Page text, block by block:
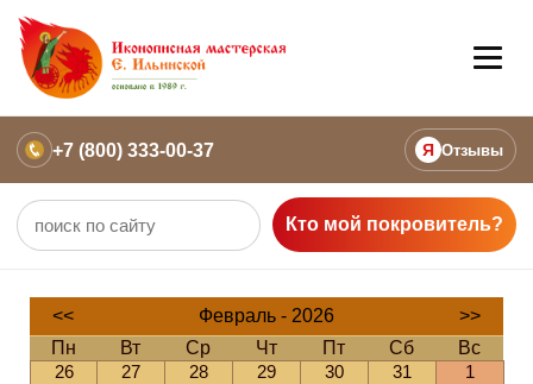
+7 (800) 333-00-37 Я Отзывы
Кто мой покровитель?
<< Февраль - 2026
>>
Пн
Вт Ср Чт Пт Сб
Вс
26
27 28 29 30 31
1